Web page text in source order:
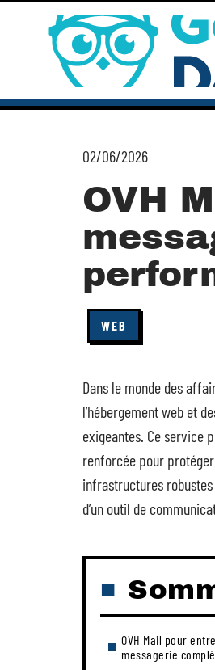
02/06/2026
OVH
WEB
Dans le monde des
l’hébergement web et
exigeantes. Ce service
renforcée pour
infrastructures
d’un outil de
OVH Mail pour
messagerie